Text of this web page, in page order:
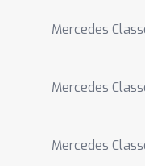
Mercedes
Mercedes
Mercedes